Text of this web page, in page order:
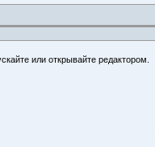
или открывайте редактором.